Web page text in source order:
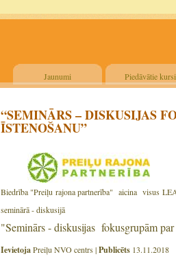
Jaunumi Piedāvātie kursi
“SEMINĀRS – DISKUSIJAS
ĪSTENOŠANU”
Biedrība "Preiļu rajona partnerība" aicina visus
seminārā - diskusijā
"Seminārs - diskusijas fokusgrupām
IevietojaPreiļu NVO centrs |Publicēts 13.11.2018